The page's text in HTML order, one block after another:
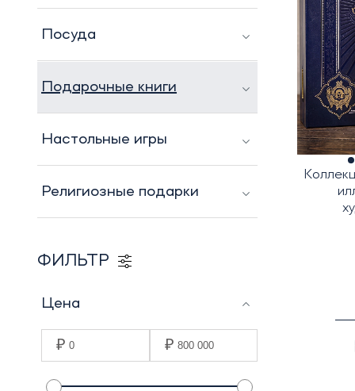
Посуда
Подарочные книги
Настольные игры
Религиозные подарки
ФИЛЬТР
Цена
₽ ₽